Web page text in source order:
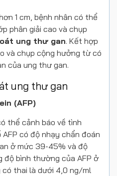
1 cm, bệnh nhân có thể
phân giải cao và chụp
ung thư gan. Kết hợp
và chụp cộng hưởng từ có
của ung thư gan.
ung thư gan
(AFP)
thể cảnh báo về tình
có độ nhạy chẩn đoán
ở mức 39-45% và độ
độ bình thường của AFP ở
có thai là dưới 4,0 ng/ml